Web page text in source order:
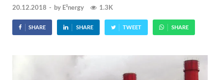
20.12.2018 - by E²nergy 1.3K
SHARE SHARE TWEET SHARE